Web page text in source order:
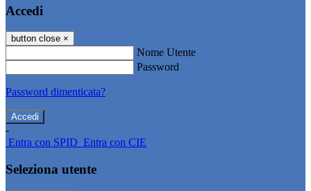
Accedi
button close ×
Nome Utente
Password
Password dimenticata?
-
Entra con SPID Entra con CIE
Seleziona utente